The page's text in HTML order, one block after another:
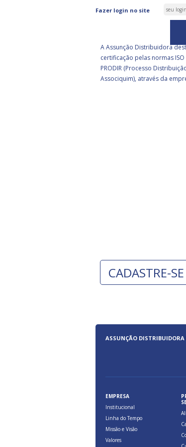
Fazer login no site
ASSUNÇÃO
CERTIFICADA PELA
A Assunção Distribuidora
certificação pelas normas
PRODIR (Processo
Associquim), através da
CADASTRE-SE
ASSUNÇÃO DISTRIBUIDORA
EMPRESA
Institucional
Linha do Tempo
Missão e Visão
Valores